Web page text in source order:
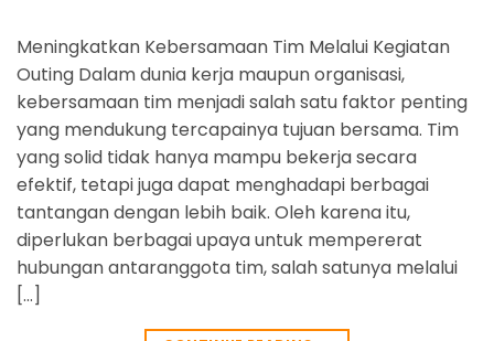
Meningkatkan Kebersamaan Tim Melalui Kegiatan
Outing Dalam dunia kerja maupun organisasi,
kebersamaan tim menjadi salah satu faktor penting
yang mendukung tercapainya tujuan bersama. Tim
yang solid tidak hanya mampu bekerja secara
efektif, tetapi juga dapat menghadapi berbagai
tantangan dengan lebih baik. Oleh karena itu,
diperlukan berbagai upaya untuk mempererat
hubungan antaranggota tim, salah satunya melalui
[…]